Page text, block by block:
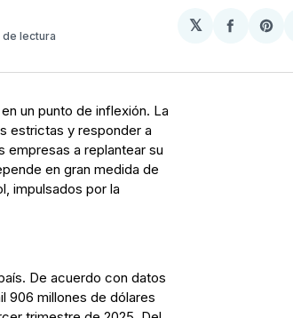
de lectura
𝕏
un punto de inflexión. La
estrictas y responder a
empresas a replantear su
en gran medida de
impulsados por la
De acuerdo con datos
906 millones de dólares